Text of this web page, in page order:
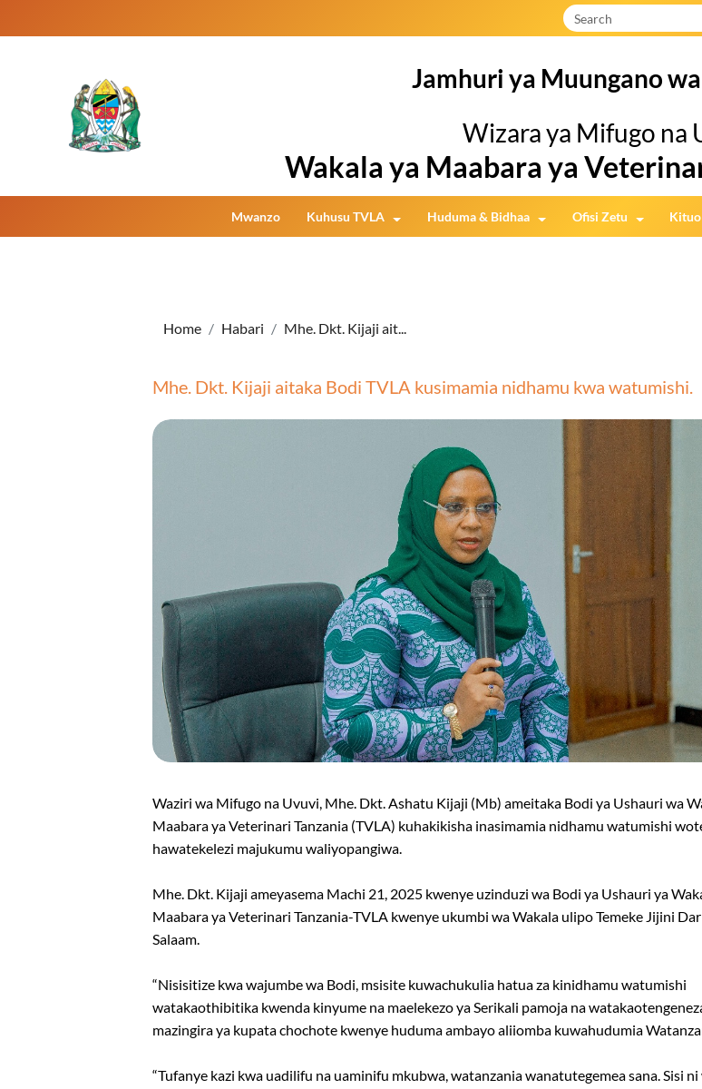
Jamhuri ya Muungano
Wizara ya Mifugo na
Wakala ya Maabara ya
Mwanzo Kuhusu TVLA Huduma & Bidhaa Ofisi Zetu
Home Habari Mhe. Dkt. Kijaji ait...
Mhe. Dkt. Kijaji aitaka Bodi TVLA kusimamia nidhamu kwa watumishi.
Waziri wa Mifugo na Uvuvi, Mhe. Dkt. Ashatu Kijaji (Mb) ameitaka Bodi ya Ushauri wa
Maabara ya Veterinari Tanzania (TVLA) kuhakikisha inasimamia nidhamu watumishi
hawatekelezi majukumu waliyopangiwa.
Mhe. Dkt. Kijaji ameyasema Machi 21, 2025 kwenye uzinduzi wa Bodi ya Ushauri ya
Maabara ya Veterinari Tanzania-TVLA kwenye ukumbi wa Wakala ulipo Temeke Jijini
Salaam.
“Nisisitize kwa wajumbe wa Bodi, msisite kuwachukulia hatua za kinidhamu watumishi
watakaothibitika kwenda kinyume na maelekezo ya Serikali pamoja na
mazingira ya kupata chochote kwenye huduma ambayo aliiomba kuwahudumia
“Tufanye kazi kwa uadilifu na uaminifu mkubwa, watanzania wanatutegemea sana. Sisi